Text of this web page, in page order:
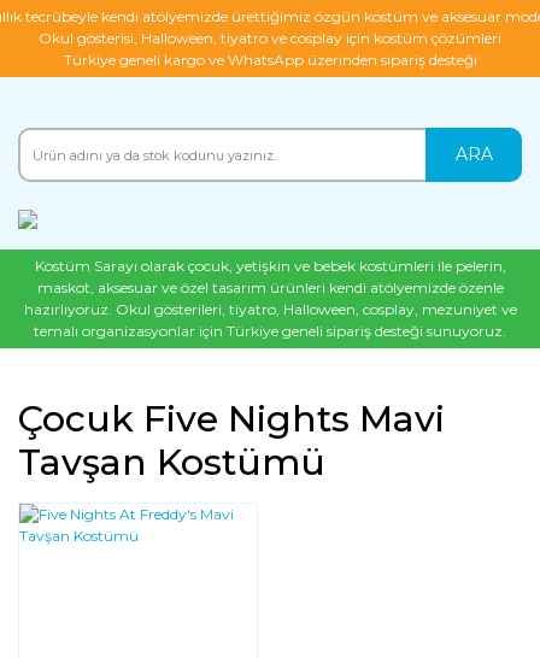
tecrübeyle kendi atölyemizde ürettiğimiz özgün kostüm ve aksesuar
Okul gösterisi, Halloween, tiyatro ve cosplay için kostüm çözümleri
Türkiye geneli kargo ve WhatsApp üzerinden sipariş desteği
ARA
Kostüm Sarayı olarak çocuk, yetişkin ve bebek kostümleri ile pelerin,
maskot, aksesuar ve özel tasarım ürünleri kendi atölyemizde özenle
hazırlıyoruz. Okul gösterileri, tiyatro, Halloween, cosplay, mezuniyet ve
temalı organizasyonlar için Türkiye geneli sipariş desteği sunuyoruz.
Çocuk Five Nights Mavi
Tavşan Kostümü